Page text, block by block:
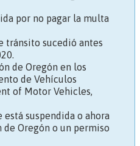
por no pagar la multa
tránsito sucedió antes
de Oregón en los
de Vehículos
of Motor Vehicles,
suspendida o ahora
Oregón o un permiso